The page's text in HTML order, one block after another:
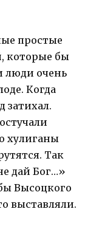
простые
которые бы
люди очень
Когда
затихал.
хулиганы
Так
дай Бог…»
Высоцкого
выставляли.